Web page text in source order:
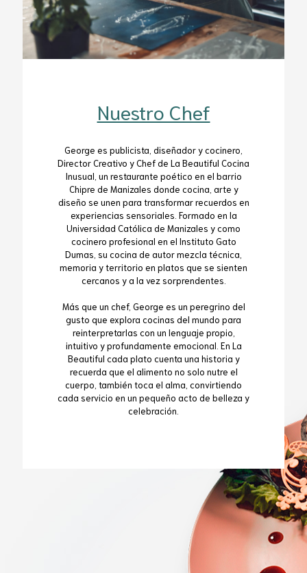
Nuestro Chef
George es publicista, diseñador y cocinero,
Director Creativo y Chef de La Beautiful Cocina
Inusual, un restaurante poético en el barrio
Chipre de Manizales donde cocina, arte y
diseño se unen para transformar recuerdos en
experiencias sensoriales. Formado en la
Universidad Católica de Manizales y como
cocinero profesional en el Instituto Gato
Dumas, su cocina de autor mezcla técnica,
memoria y territorio en platos que se sienten
cercanos y a la vez sorprendentes.
Más que un chef, George es un peregrino del
gusto que explora cocinas del mundo para
reinterpretarlas con un lenguaje propio,
intuitivo y profundamente emocional. En La
Beautiful cada plato cuenta una historia y
recuerda que el alimento no solo nutre el
cuerpo, también toca el alma, convirtiendo
cada servicio en un pequeño acto de belleza y
celebración.